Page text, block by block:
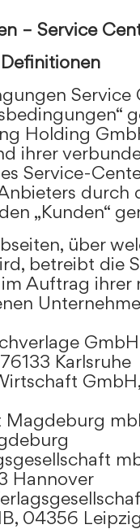
– Service
Service
Holding
ihrer
Service-
durch
„Kunden“
über
betreibt die
Auftrag ihrer
GmbH
Karlsruhe
Magdeburg
Hannover
04356